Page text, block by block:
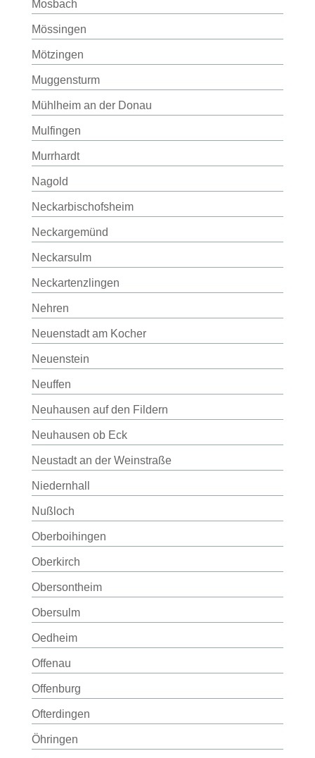
Mosbach
Mössingen
Mötzingen
Muggensturm
Mühlheim an der Donau
Mulfingen
Murrhardt
Nagold
Neckarbischofsheim
Neckargemünd
Neckarsulm
Neckartenzlingen
Nehren
Neuenstadt am Kocher
Neuenstein
Neuffen
Neuhausen auf den Fildern
Neuhausen ob Eck
Neustadt an der Weinstraße
Niedernhall
Nußloch
Oberboihingen
Oberkirch
Obersontheim
Obersulm
Oedheim
Offenau
Offenburg
Ofterdingen
Öhringen